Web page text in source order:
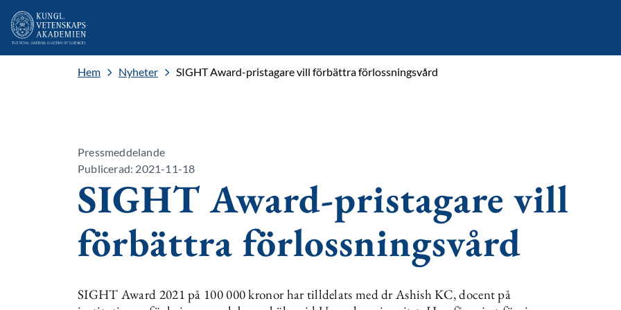
Hem Nyheter SIGHT Award-pristagare vill förbättra förlossningsvård
Pressmeddelande
Publicerad: 2021-11-18
SIGHT Award-pristagare vill
förbättra förlossningsvård
SIGHT Award 2021 på 100 000 kronor har tilldelats med dr Ashish KC, docent på